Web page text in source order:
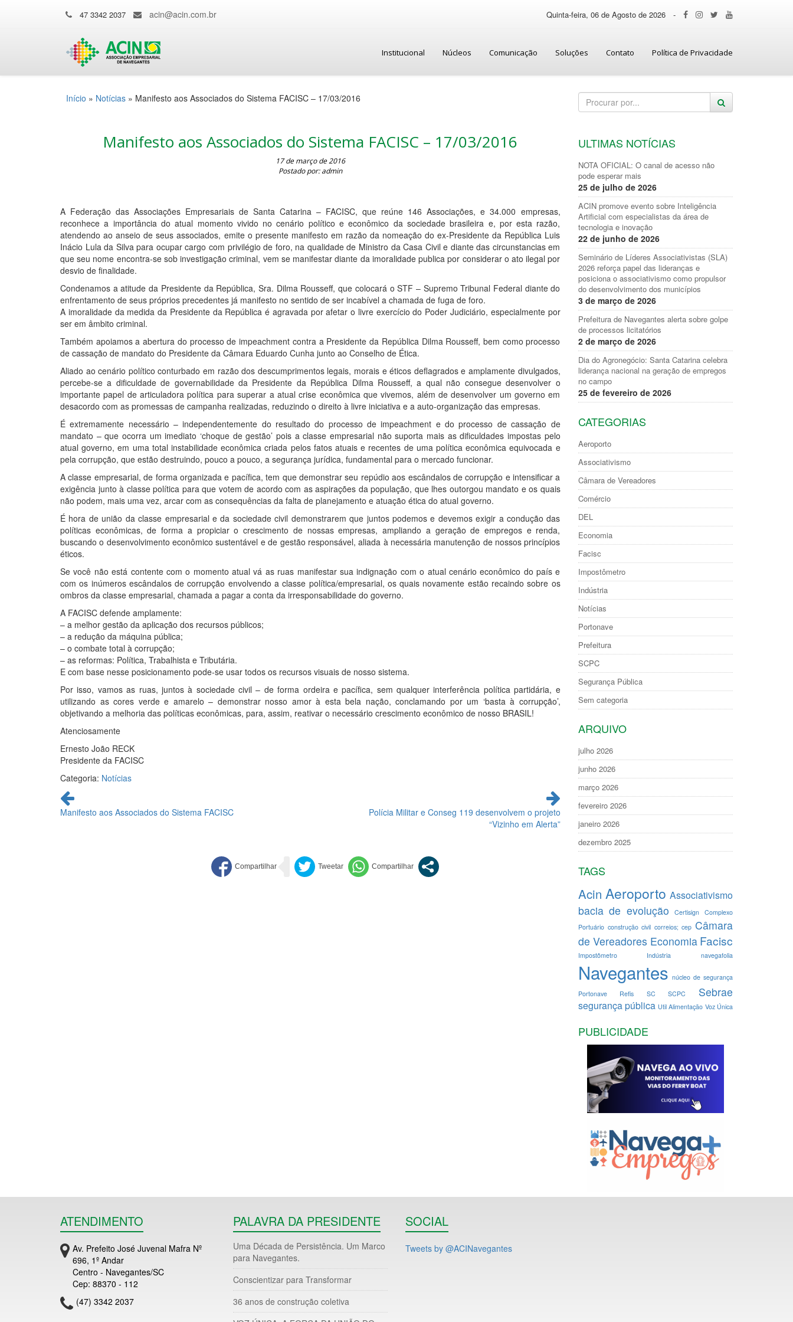
47 3342 2037 acin@acin.com.br Quinta-feira, 06 de Agosto de 2026 -
Institucional Núcleos Comunicação Soluções Contato Política de Privacidade
Início » Notícias » Manifesto aos Associados do Sistema FACISC – 17/03/2016
Manifesto aos Associados do Sistema FACISC – 17/03/2016
17 de março de 2016
Postado por: admin
A Federação das Associações Empresariais de Santa Catarina – FACISC, que reúne 146 Associações, e 34.000 empresas,
reconhece a importância do atual momento vivido no cenário político e econômico da sociedade brasileira e, por esta razão,
atendendo ao anseio de seus associados, emite o presente manifesto em razão da nomeação do ex-Presidente da República Luis
Inácio Lula da Silva para ocupar cargo com privilégio de foro, na qualidade de Ministro da Casa Civil e diante das circunstancias em
que seu nome encontra-se sob investigação criminal, vem se manifestar diante da imoralidade publica por considerar o ato ilegal por
desvio de finalidade.
Condenamos a atitude da Presidente da República, Sra. Dilma Rousseff, que colocará o STF – Supremo Tribunal Federal diante do
enfrentamento de seus próprios precedentes já manifesto no sentido de ser incabível a chamada de fuga de foro.
A imoralidade da medida da Presidente da República é agravada por afetar o livre exercício do Poder Judiciário, especialmente por
ser em âmbito criminal.
Também apoiamos a abertura do processo de impeachment contra a Presidente da República Dilma Rousseff, bem como processo
de cassação de mandato do Presidente da Câmara Eduardo Cunha junto ao Conselho de Ética.
Aliado ao cenário político conturbado em razão dos descumprimentos legais, morais e éticos deflagrados e amplamente divulgados,
percebe-se a dificuldade de governabilidade da Presidente da República Dilma Rousseff, a qual não consegue desenvolver o
importante papel de articuladora política para superar a atual crise econômica que vivemos, além de desenvolver um governo em
desacordo com as promessas de campanha realizadas, reduzindo o direito à livre iniciativa e a auto-organização das empresas.
É extremamente necessário – independentemente do resultado do processo de impeachment e do processo de cassação de
mandato – que ocorra um imediato ‘choque de gestão’ pois a classe empresarial não suporta mais as dificuldades impostas pelo
atual governo, em uma total instabilidade econômica criada pelos fatos atuais e recentes de uma política econômica equivocada e
pela corrupção, que estão destruindo, pouco a pouco, a segurança jurídica, fundamental para o mercado funcionar.
A classe empresarial, de forma organizada e pacífica, tem que demonstrar seu repúdio aos escândalos de corrupção e intensificar a
exigência junto à classe política para que votem de acordo com as aspirações da população, que lhes outorgou mandato e os quais
não podem, mais uma vez, arcar com as consequências da falta de planejamento e atuação ética do atual governo.
É hora de união da classe empresarial e da sociedade civil demonstrarem que juntos podemos e devemos exigir a condução das
políticas econômicas, de forma a propiciar o crescimento de nossas empresas, ampliando a geração de empregos e renda,
buscando o desenvolvimento econômico sustentável e de gestão responsável, aliada à necessária manutenção de nossos princípios
éticos.
Se você não está contente com o momento atual vá as ruas manifestar sua indignação com o atual cenário econômico do país e
com os inúmeros escândalos de corrupção envolvendo a classe política/empresarial, os quais novamente estão recaindo sobre os
ombros da classe empresarial, chamada a pagar a conta da irresponsabilidade do governo.
A FACISC defende amplamente:
– a melhor gestão da aplicação dos recursos públicos;
– a redução da máquina pública;
– o combate total à corrupção;
– as reformas: Política, Trabalhista e Tributária.
E com base nesse posicionamento pode-se usar todos os recursos visuais de nosso sistema.
Por isso, vamos as ruas, juntos à sociedade civil – de forma ordeira e pacífica, sem qualquer interferência política partidária, e
utilizando as cores verde e amarelo – demonstrar nosso amor à esta bela nação, conclamando por um ‘basta à corrupção’,
objetivando a melhoria das políticas econômicas, para, assim, reativar o necessário crescimento econômico de nosso BRASIL!
Atenciosamente
Ernesto João RECK
Presidente da FACISC
Categoria: Notícias
Continue
lendo
Manifesto aos Associados do Sistema FACISC
Polícia Militar e Conseg 119 desenvolvem o projeto
“Vizinho em Alerta”
ULTIMAS NOTÍCIAS
NOTA OFICIAL: O canal de acesso não
pode esperar mais
25 de julho de 2026
ACIN promove evento sobre Inteligência
Artificial com especialistas da área de
tecnologia e inovação
22 de junho de 2026
Seminário de Líderes Associativistas (SLA)
2026 reforça papel das lideranças e
posiciona o associativismo como propulsor
do desenvolvimento dos municípios
3 de março de 2026
Prefeitura de Navegantes alerta sobre golpe
de processos licitatórios
2 de março de 2026
Dia do Agronegócio: Santa Catarina celebra
liderança nacional na geração de empregos
no campo
25 de fevereiro de 2026
CATEGORIAS
Aeroporto
Associativismo
Câmara de Vereadores
Comércio
DEL
Economia
Facisc
Impostômetro
Indústria
Notícias
Portonave
Prefeitura
SCPC
Segurança Pública
Sem categoria
ARQUIVO
julho 2026
junho 2026
março 2026
fevereiro 2026
janeiro 2026
dezembro 2025
TAGS
Acin Aeroporto Associativismo
bacia de evolução Certisign Complexo
Portuário construção civil correios; cep Câmara
de Vereadores Economia Facisc
Impostômetro Indústria navegafolia
Navegantes núcleo de segurança
Portonave
Refis SC SCPC Sebrae
segurança pública Util Alimentação Voz Única
PUBLICIDADE
ATENDIMENTO
Av. Prefeito José Juvenal Mafra Nº
696, 1º Andar
Centro - Navegantes/SC
Cep: 88370 - 112
(47) 3342 2037
PALAVRA DA PRESIDENTE
Uma Década de Persistência. Um Marco
para Navegantes.
Conscientizar para Transformar
36 anos de construção coletiva
SOCIAL
Tweets by @ACINavegantes